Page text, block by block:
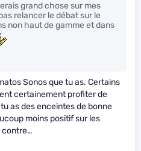
grand chose sur mes
relancer le débat sur le
non haut de gamme et dans
Sonos que tu as. Certains
certainement profiter de
tu as des enceintes de bonne
moins positif sur les
contre…